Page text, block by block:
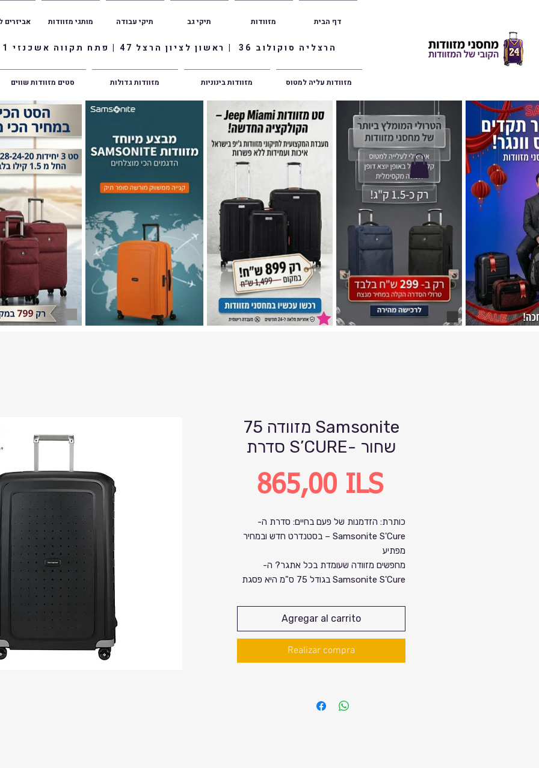
הרצליה סוקולוב 36 | ראשון לציון הרצל 47 | פתח תקווה אשכנזי 1
אביזרים מותגי מזוודות תיקי עבודה תיקי גב מזוודות דף הבית
סטים מזוודות שווים מזוודות גדולות מזוודות בינוניות מזוודות עליה למטוס
מזוודה 75 Samsonite
סדרת S’CURE- שחור
865,00 ILSPrecio
כותרת: הזדמנות של פעם בחיים: סדרת ה-
Samsonite S'Cure – בסטנדרט חדש ובמחיר
מפתיע
מחפשים מזוודה שעומדת בכל אתגר? ה-
Samsonite S'Cure בגודל 75 ס"מ היא פסגת
מצומצם של מזוודות מתצוגה, שעומדות
בסטנדרטים המחמירים שלנו. אלו מזוודות
שנפתחו מהקרטון לצרכי תצוגה בלבד, הן נראות
ומרגישות כחדשות לגמרי, ומחכות לצאת אתכם
ליעד הבא – במחיר שלא יחזור.
מוגבלות – כל הקודם זוכה.
Agregar al carrito
Realizar compra